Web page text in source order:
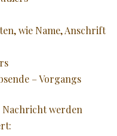
wie Name, Anschrift
– Vorgangs
werden